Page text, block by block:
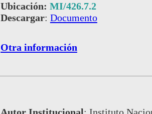
Ubicación: MI/426.7.2
Descargar: Documento
Otra información